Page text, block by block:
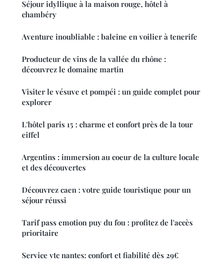
Séjour idyllique à la maison rouge, hôtel à
chambéry
Aventure inoubliable : baleine en voilier à tenerife
Producteur de vins de la vallée du rhône :
découvrez le domaine martin
Visiter le vésuve et pompéi : un guide complet pour
explorer
L'hôtel paris 15 : charme et confort près de la tour
eiffel
Argentins : immersion au coeur de la culture locale
et des découvertes
Découvrez caen : votre guide touristique pour un
séjour réussi
Tarif pass emotion puy du fou : profitez de l'accès
prioritaire
Service vtc nantes: confort et fiabilité dès 29€